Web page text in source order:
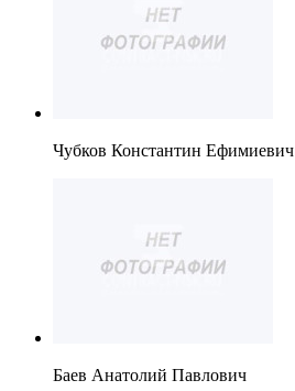
Чубков Константин Ефимиевич
Баев Анатолий Павлович